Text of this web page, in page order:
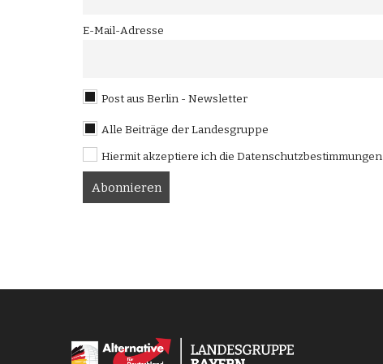
E-Mail-Adresse
Post aus Berlin - Newsletter
Alle Beiträge der Landesgruppe
Hiermit akzeptiere ich die Datenschutzbestimmungen